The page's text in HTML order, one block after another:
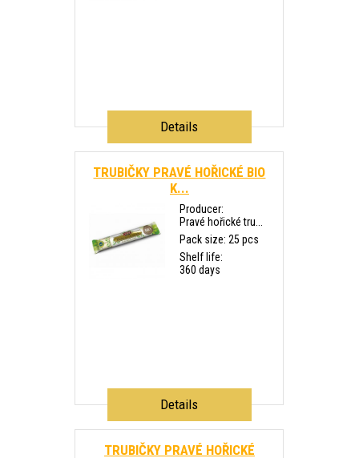
Details
TRUBIČKY PRAVÉ HOŘICKÉ BIO
K...
Producer:
Pravé hořické tru...
Pack size: 25 pcs
Shelf life:
360 days
Details
TRUBIČKY PRAVÉ HOŘICKÉ